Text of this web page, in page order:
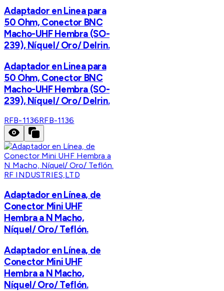
Adaptador en Linea para
50 Ohm, Conector BNC
Macho-UHF Hembra (SO-
239), Níquel/ Oro/ Delrin.
Adaptador en Linea para
50 Ohm, Conector BNC
Macho-UHF Hembra (SO-
239), Níquel/ Oro/ Delrin.
RFB-1136RFB-1136
RF INDUSTRIES,LTD
Adaptador en Línea, de
Conector Mini UHF
Hembra a N Macho,
Níquel/ Oro/ Teflón.
Adaptador en Línea, de
Conector Mini UHF
Hembra a N Macho,
Níquel/ Oro/ Teflón.